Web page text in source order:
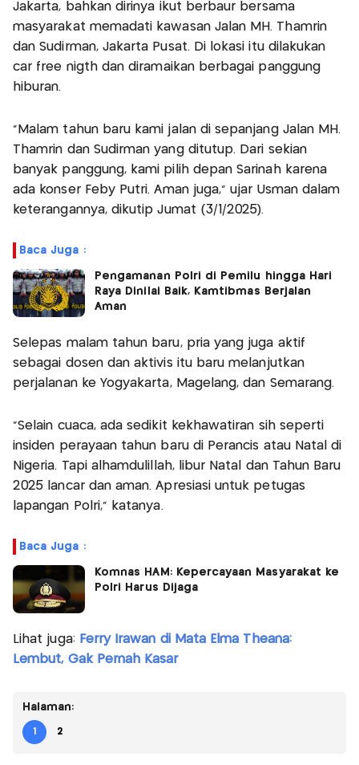
Jakarta, bahkan dirinya ikut berbaur bersama
masyarakat memadati kawasan Jalan MH. Thamrin
dan Sudirman, Jakarta Pusat. Di lokasi itu dilakukan
car free nigth dan diramaikan berbagai panggung
hiburan.
"Malam tahun baru kami jalan di sepanjang Jalan MH.
Thamrin dan Sudirman yang ditutup. Dari sekian
banyak panggung, kami pilih depan Sarinah karena
ada konser Feby Putri. Aman juga," ujar Usman dalam
keterangannya, dikutip Jumat (3/1/2025).
Baca Juga :
Pengamanan Polri di Pemilu hingga Hari
Raya Dinilai Baik, Kamtibmas Berjalan
Aman
Selepas malam tahun baru, pria yang juga aktif
sebagai dosen dan aktivis itu baru melanjutkan
perjalanan ke Yogyakarta, Magelang, dan Semarang.
"Selain cuaca, ada sedikit kekhawatiran sih seperti
insiden perayaan tahun baru di Perancis atau Natal di
Nigeria. Tapi alhamdulillah, libur Natal dan Tahun Baru
2025 lancar dan aman. Apresiasi untuk petugas
lapangan Polri," katanya.
Baca Juga :
Komnas HAM: Kepercayaan Masyarakat ke
Polri Harus Dijaga
Lihat juga: Ferry Irawan di Mata Elma Theana:
Lembut, Gak Pernah Kasar
Halaman:
1 2